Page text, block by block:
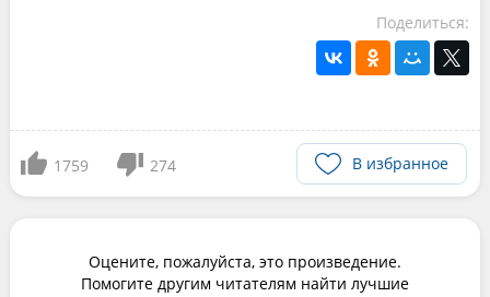
Поделиться:
1759 274 В избранное
Оцените, пожалуйста, это произведение.
Помогите другим читателям найти лучшие